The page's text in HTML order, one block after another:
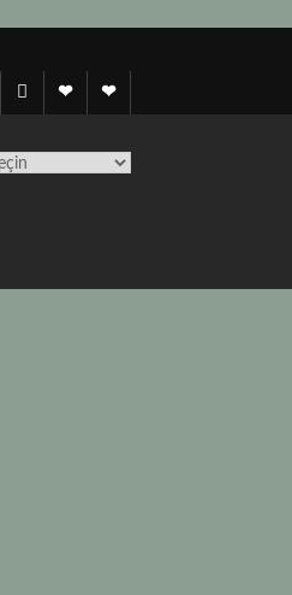
LınkedınNotesTelegram